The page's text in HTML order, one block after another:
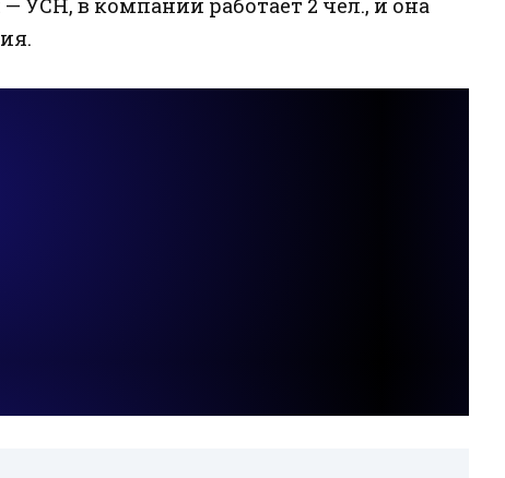
УСН, в компании работает 2 чел., и она